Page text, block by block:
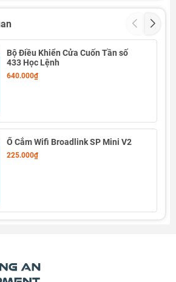
Bộ Điều Khiển Cửa Cuốn Tần số
433 Học Lệnh
640.000₫
Ổ Cắm Wifi Broadlink SP Mini V2
225.000₫